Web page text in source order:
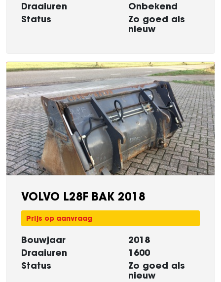
Draaiuren
Onbekend
Status
Zo goed als
nieuw
VOLVO L28F BAK 2018
Prijs op aanvraag
Bouwjaar
2018
Draaiuren
1600
Status
Zo goed als
nieuw